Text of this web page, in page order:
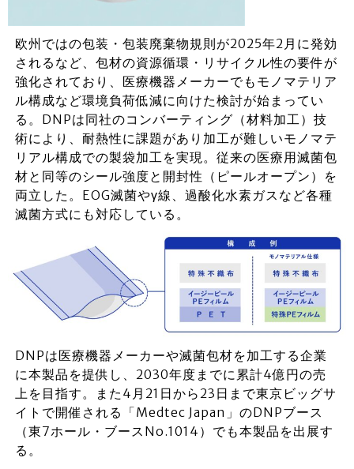
欧州ではの包装・包装廃棄物規則が2025年2月に発効
されるなど、包材の資源循環・リサイクル性の要件が
強化されており、医療機器メーカーでもモノマテリア
ル構成など環境負荷低減に向けた検討が始まってい
る。DNPは同社のコンバーティング（材料加工）技
術により、耐熱性に課題があり加工が難しいモノマテ
リアル構成での製袋加工を実現。従来の医療用滅菌包
材と同等のシール強度と開封性（ピールオープン）を
両立した。EOG滅菌やγ線、過酸化水素ガスなど各種
滅菌方式にも対応している。
DNPは医療機器メーカーや滅菌包材を加工する企業
に本製品を提供し、2030年度までに累計4億円の売
上を目指す。また4月21日から23日まで東京ビッグサ
イトで開催される「Medtec Japan」のDNPブース
（東7ホール・ブースNo.1014）でも本製品を出展す
る。